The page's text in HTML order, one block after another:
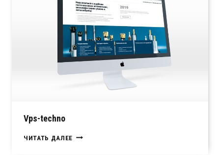
Vps-techno
ЧИТАТЬ ДАЛЕЕ VPS-